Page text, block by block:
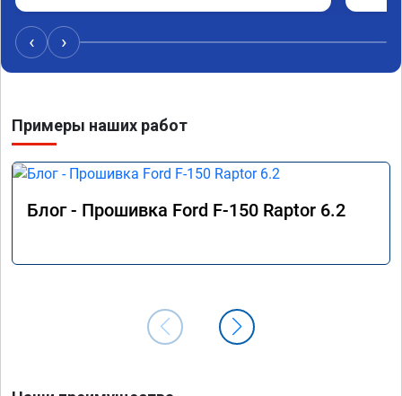
‹ ›
Примеры наших работ
Блог - Прошивка Ford F-150 Raptor 6.2